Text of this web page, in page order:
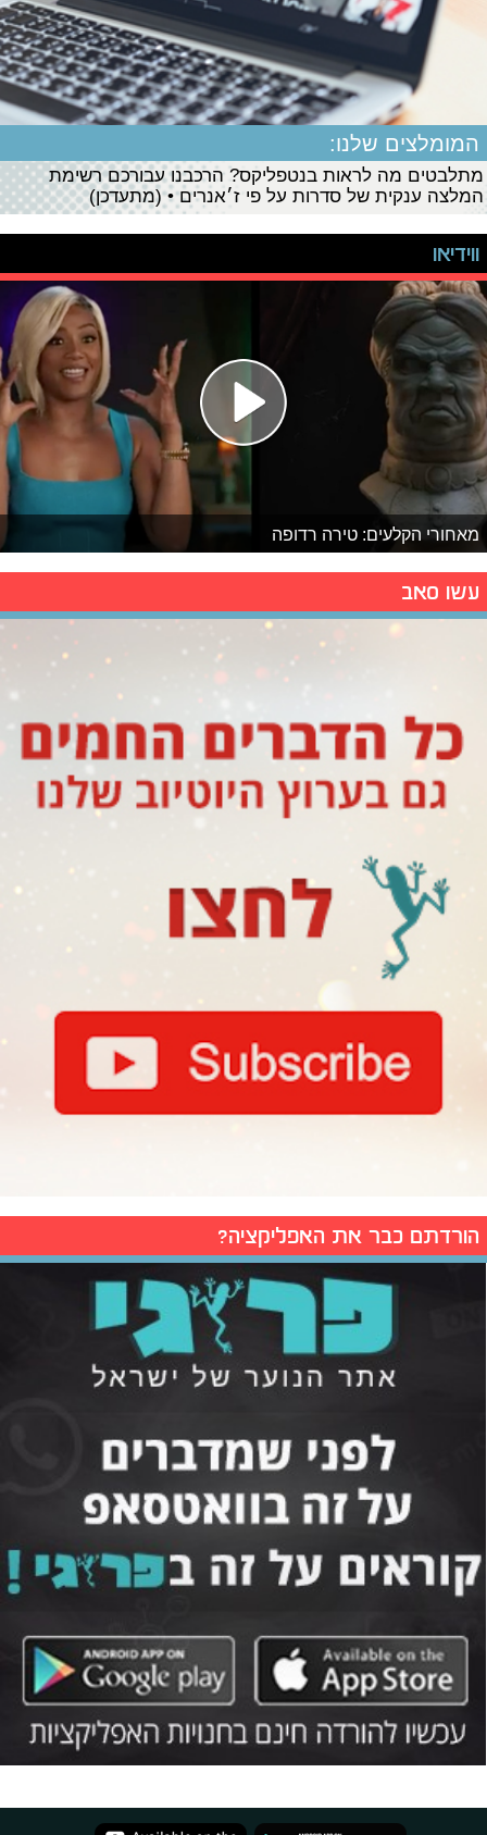
המומלצים שלנו:
מתלבטים מה לראות בנטפליקס? הרכבנו עבורכם רשימת
המלצה ענקית של סדרות על פי ז׳אנרים • (מתעדכן)
ווידיאו
מאחורי הקלעים: טירה רדופה
עשו סאב
הורדתם כבר את האפליקציה?